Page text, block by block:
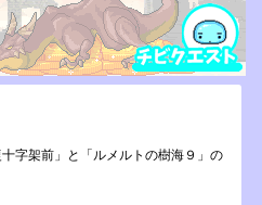
字架前」と「ルメル­トの樹海９」の